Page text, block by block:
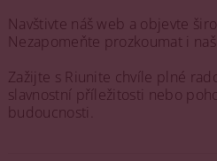
Navštivte náš web a objevte
Nezapomeňte prozkoumat i
Zažijte s Riunite chvíle plné
slavnostní příležitosti nebo
budoucnosti.